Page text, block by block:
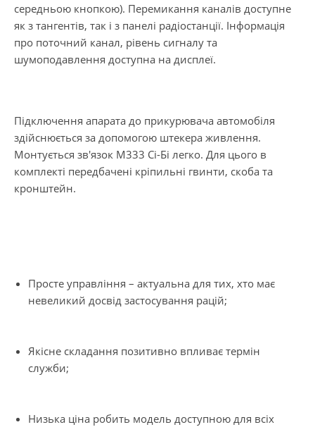
середньою кнопкою). Перемикання каналів доступне
як з тангентів, так і з панелі радіостанції. Інформація
про поточний канал, рівень сигналу та
шумоподавлення доступна на дисплеї.
Підключення апарата до прикурювача автомобіля
здійснюється за допомогою штекера живлення.
Монтується зв'язок М333 Сі-Бі легко. Для цього в
комплекті передбачені кріпильні гвинти, скоба та
кронштейн.
Просте управління – актуальна для тих, хто має
невеликий досвід застосування рацій;
Якісне складання позитивно впливає термін
служби;
Низька ціна робить модель доступною для всіх